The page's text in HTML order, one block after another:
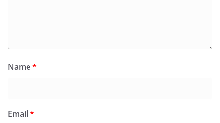
Name*
Email*